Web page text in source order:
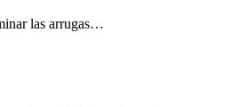
las arrugas…